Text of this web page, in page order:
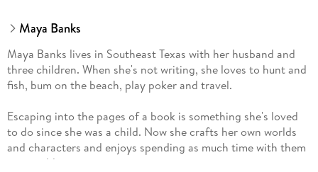
Maya Banks
Maya Banks lives in Southeast Texas with her husband and
three children. When she's not writing, she loves to hunt and
fish, bum on the beach, play poker and travel.
Escaping into the pages of a book is something she's loved
to do since she was a child. Now she crafts her own worlds
and characters and enjoys spending as much time with them
as possible.